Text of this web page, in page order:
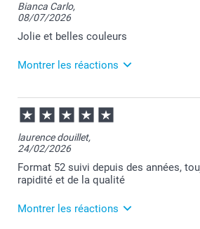
Bianca Carlo,
08/07/2026
Jolie et belles couleurs
Montrer les réactions
09/07/2026
07:18
Bonjour Bianca,
Merci pour votre commande et
d'apprendre que vous
Je reste à votre écoute et je
Cordialement,
Florence@smartphoto
laurence douillet,
24/02/2026
Format 52 suivi depuis des années,
rapidité et de la qualité
Montrer les réactions